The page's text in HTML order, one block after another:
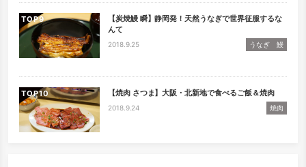
TOP
【炭焼鰻 瞬】静岡発！天然うなぎで世界征服するな
んて
2018.9.25 うなぎ 鰻
TOP 【焼肉 さつま】大阪・北新地で食べるご飯＆焼肉
2018.9.24 焼肉